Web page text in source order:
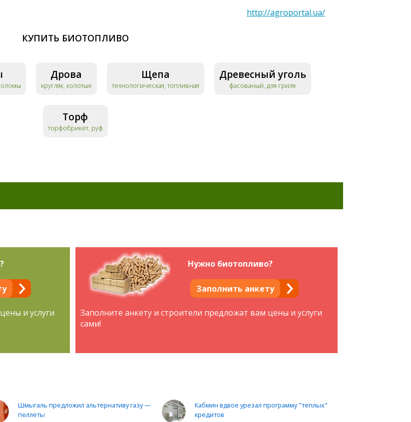
http://agroportal.ua/
КУПИТЬ БИОТОПЛИВО
Дрова
кругляк, колотые
Щепа
технологическая, топливная
Древесный уголь
фасованый, для гриля
Торф
торфобрикет, руф
и услуги
Нужно биотопливо?
Заполнить анкету
Заполните анкету и строители предложат вам цены и услуги
сами!
Шмыгаль предложил альтернативу газу —
пеллеты
Кабмин вдвое урезал программу "теплых"
кредитов